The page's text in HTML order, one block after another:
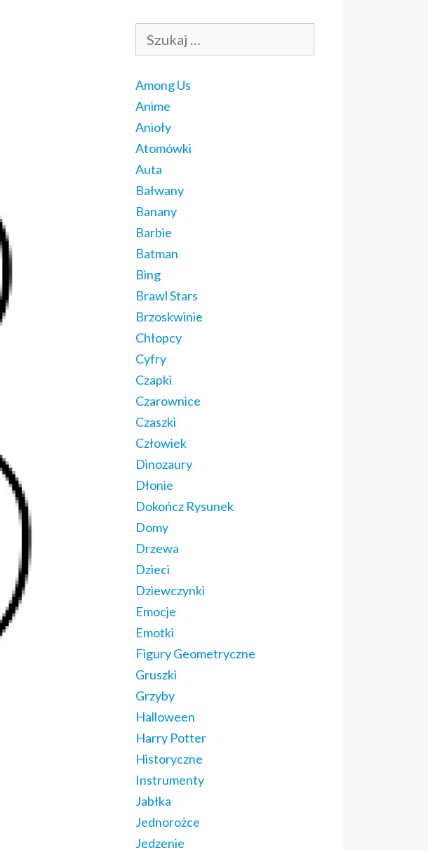
Among Us
Anime
Anioły
Atomówki
Auta
Bałwany
Banany
Barbie
Batman
Bing
Brawl Stars
Brzoskwinie
Chłopcy
Cyfry
Czapki
Czarownice
Czaszki
Człowiek
Dinozaury
Dłonie
Dokończ Rysunek
Domy
Drzewa
Dzieci
Dziewczynki
Emocje
Emotki
Figury Geometryczne
Gruszki
Grzyby
Halloween
Harry Potter
Historyczne
Instrumenty
Jabłka
Jednorożce
Jedzenie